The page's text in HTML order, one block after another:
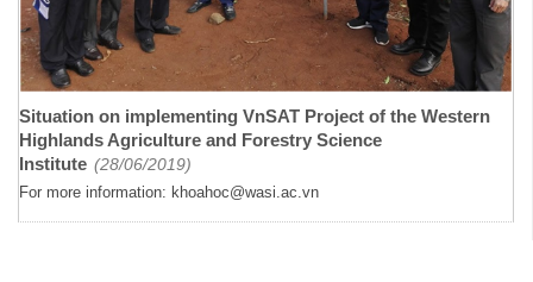
Situation on implementing VnSAT Project of the Western
Highlands Agriculture and Forestry Science
Institute (28/06/2019)
For more information: khoahoc@wasi.ac.vn